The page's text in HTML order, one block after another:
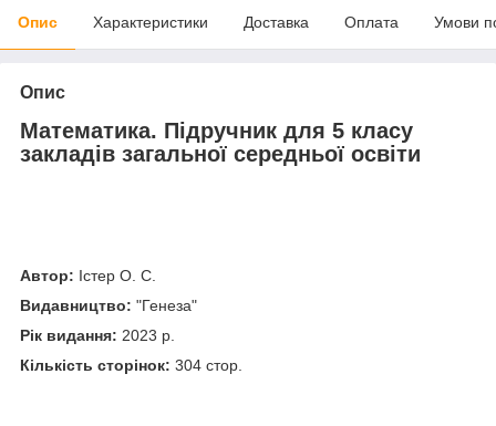
Опис Характеристики Доставка Оплата Умови
Опис
Математика. Підручник для 5 класу
закладів загальної середньої освіти
Автор: Істер О. С.
Видавництво: "Генеза"
Рік видання: 2023 р.
Кількість сторінок: 304 стор.